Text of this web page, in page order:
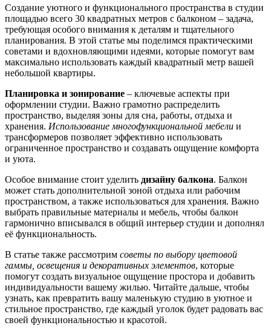
Создание уютного и функционального пространства в студии
площадью всего 30 квадратных метров с балконом – задача,
требующая особого внимания к деталям и тщательного
планирования. В этой статье мы поделимся практическими
советами и вдохновляющими идеями, которые помогут вам
максимально использовать каждый квадратный метр вашей
небольшой квартиры.
Планировка и зонирование – ключевые аспекты при
оформлении студии. Важно грамотно распределить
пространство, выделяя зоны для сна, работы, отдыха и
хранения. Использование многофункциональной мебели и
трансформеров позволяет эффективно использовать
ограниченное пространство и создавать ощущение комфорта
и уюта.
Особое внимание стоит уделить дизайну балкона. Балкон
может стать дополнительной зоной отдыха или рабочим
пространством, а также использоваться для хранения. Важно
выбрать правильные материалы и мебель, чтобы балкон
гармонично вписывался в общий интерьер студии и дополнял
её функциональность.
В статье также рассмотрим советы по выбору цветовой
гаммы, освещения и декоративных элементов, которые
помогут создать визуальное ощущение простора и добавить
индивидуальности вашему жилью. Читайте дальше, чтобы
узнать, как превратить вашу маленькую студию в уютное и
стильное пространство, где каждый уголок будет радовать вас
своей функциональностью и красотой.